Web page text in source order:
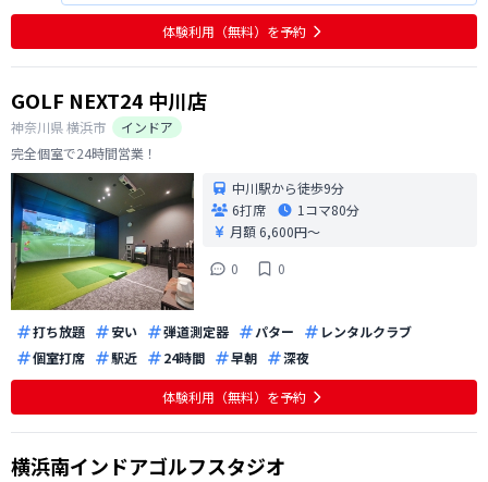
体験利用（無料）を予約
GOLF NEXT24 中川店
神奈川県横浜市
インドア
完全個室で24時間営業！
中川駅から徒歩9分
6打席
1コマ80分
月額 6,600円〜
0
0
打ち放題 安い 弾道測定器 パター
レンタルクラブ
個室打席
駅近 24時間 早朝 深夜
体験利用（無料）を予約
横浜南インドアゴルフスタジオ